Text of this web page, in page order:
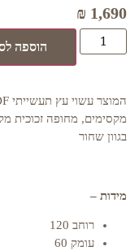
₪ 1,690
הוספה
מקסימים, מחופה זכוכית
בגוון שחור
מידות –
רוחב 120
עומק 60